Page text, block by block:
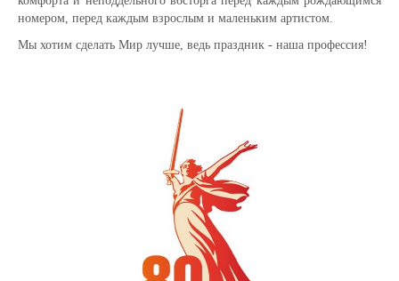
номером, перед каждым взрослым и маленьким артистом.
Мы хотим сделать Мир лучше, ведь праздник - наша профессия!